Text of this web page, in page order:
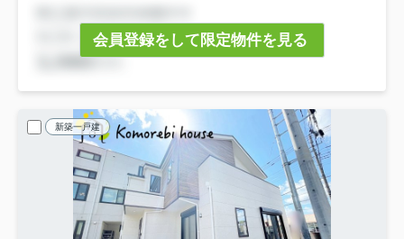
会員登録をして限定物件を見る
新築一戸建